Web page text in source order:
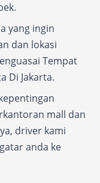
yang ingin
dan lokasi
Tempat
Di Jakarta.
mall dan
driver kami
anda ke